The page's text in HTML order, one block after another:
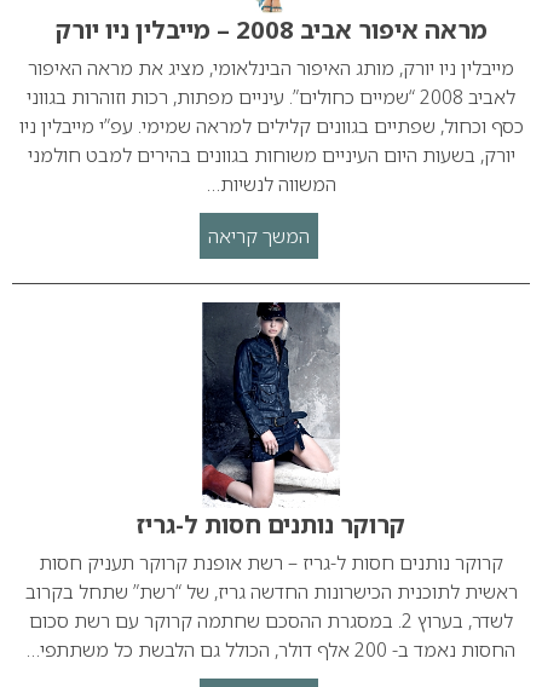
מראה איפור אביב 2008 – מייבלין ניו יורק
מייבלין ניו יורק, מותג האיפור הבינלאומי, מציג את מראה האיפור
לאביב 2008 “שמיים כחולים”. עיניים מפתות, רכות וזוהרות בגווני
כסף וכחול, שפתיים בגוונים קלילים למראה שמימי. עפ”י מייבלין ניו
יורק, בשעות היום העיניים משוחות בגוונים בהירים למבט חולמני
המשווה לנשיות…
המשך קריאה
קרוקר נותנים חסות ל-גריז
קרוקר נותנים חסות ל-גריז – רשת אופנת קרוקר תעניק חסות
ראשית לתוכנית הכישרונות החדשה גריז, של “רשת” שתחל בקרוב
לשדר, בערוץ 2. במסגרת ההסכם שחתמה קרוקר עם רשת סכום
החסות נאמד ב- 200 אלף דולר, הכולל גם הלבשת כל משתתפי…